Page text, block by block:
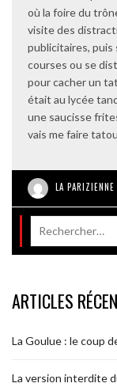
où la foire du
visite des
publicitaires, puis
courses ou se
pour cacher un
était au lycée
une saucisse
vais me faire
LA PARIZIENNE
ARTICLES
La Goulue : le coup
La version interdite